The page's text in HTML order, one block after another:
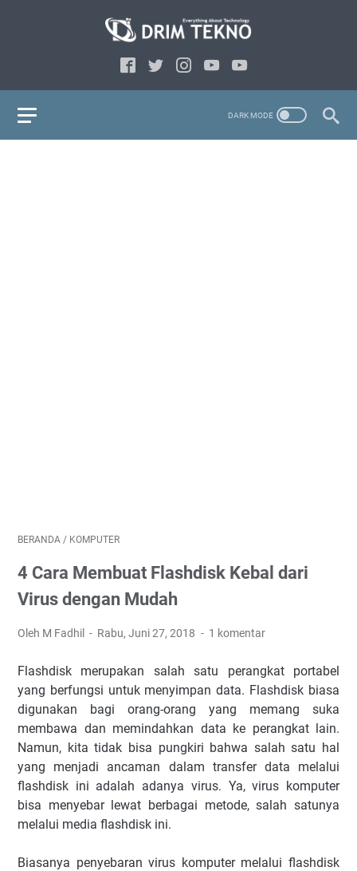
BERANDA / KOMPUTER
4 Cara Membuat Flashdisk Kebal dari
Virus dengan Mudah
Oleh M Fadhil Rabu, Juni 27, 2018 1 komentar
Flashdisk merupakan salah satu perangkat portabel
yang berfungsi untuk menyimpan data. Flashdisk biasa
digunakan bagi orang-orang yang memang suka
membawa dan memindahkan data ke perangkat lain.
Namun, kita tidak bisa pungkiri bahwa salah satu hal
yang menjadi ancaman dalam transfer data melalui
flashdisk ini adalah adanya virus. Ya, virus komputer
bisa menyebar lewat berbagai metode, salah satunya
melalui media flashdisk ini.
Biasanya penyebaran virus komputer melalui flashdisk